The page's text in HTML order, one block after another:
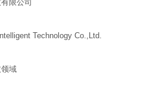
限公司
Technology Co.,Ltd.
域